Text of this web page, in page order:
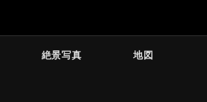
絶景写真 地図